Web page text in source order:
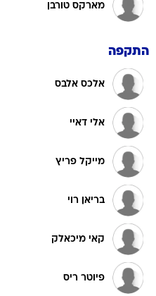
מארקס טורבן
התקפה
אלכס אלבס
אלי דאיי
מייקל פריץ
בריאן רוי
קאי מיכאלק
פיוטר ריס